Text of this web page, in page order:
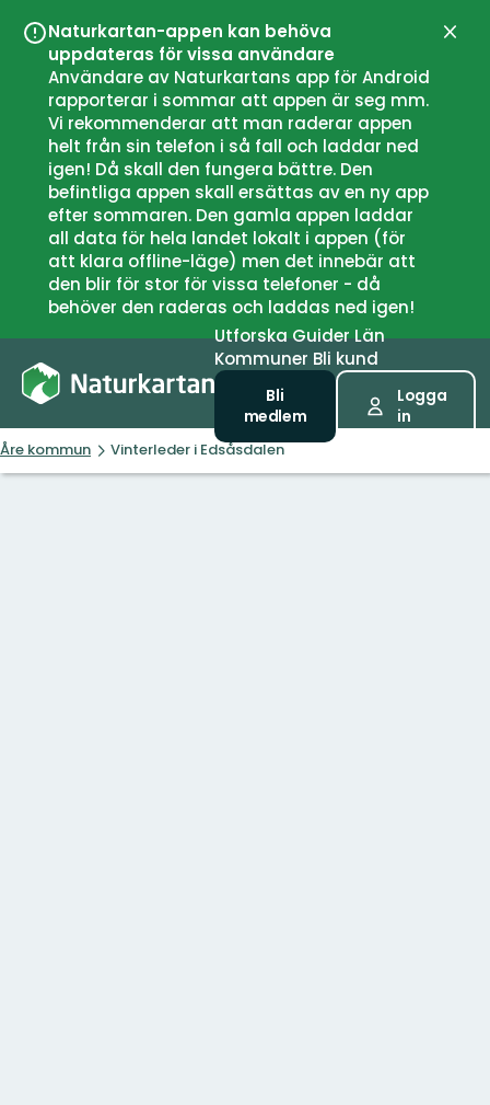
Naturkartan-appen kan behöva
uppdateras för vissa användare
Användare av Naturkartans app för Android
rapporterar i sommar att appen är seg mm.
Vi rekommenderar att man raderar appen
helt från sin telefon i så fall och laddar ned
igen! Då skall den fungera bättre. Den
befintliga appen skall ersättas av en ny app
efter sommaren. Den gamla appen laddar
all data för hela landet lokalt i appen (för
att klara offline-läge) men det innebär att
den blir för stor för vissa telefoner - då
behöver den raderas och laddas ned igen!
UtforskaGuiderLän
Kommuner Bli kund
Bli
medlem
Logga
in
Åre kommun Vinterleder i Edsåsdalen